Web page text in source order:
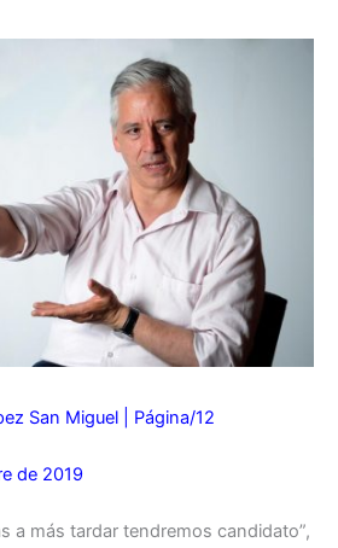
San Miguel | Página/12
de 2019
a más tardar tendremos candidato”,